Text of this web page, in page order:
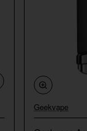
Geekvape